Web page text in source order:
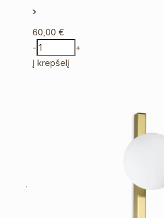
60,00€
-
+
Į krepšelį